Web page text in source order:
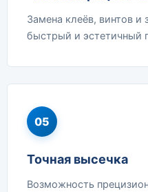
Замена клеёв, винтов
быстрый и эстетичный
05
Точная высечка
Возможность